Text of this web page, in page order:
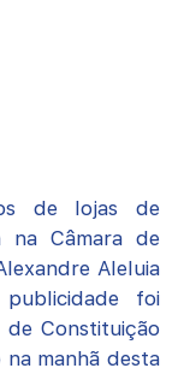
de lojas de
na Câmara de
Aleluia
foi
de Constituição
manhã desta